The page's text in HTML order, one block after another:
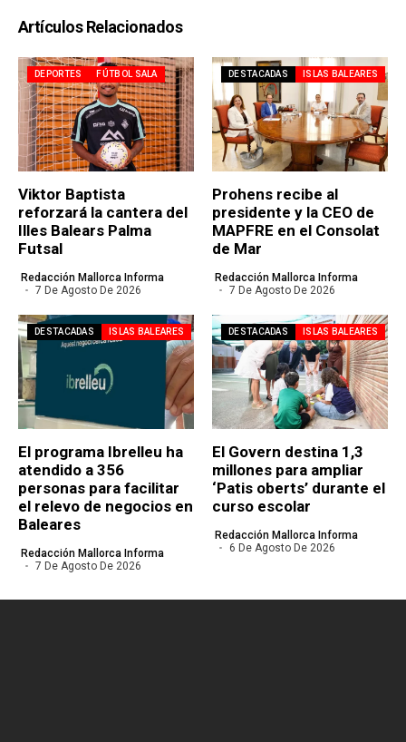
Artículos Relacionados
DEPORTES FÚTBOL SALA
Viktor Baptista
reforzará la cantera del
Illes Balears Palma
Futsal
Redacción Mallorca Informa
7 De Agosto De 2026
DESTACADAS ISLAS BALEARES
Prohens recibe al
presidente y la CEO de
MAPFRE en el Consolat
de Mar
Redacción Mallorca Informa
7 De Agosto De 2026
DESTACADAS ISLAS BALEARES
El programa Ibrelleu ha
atendido a 356
personas para facilitar
el relevo de negocios en
Baleares
Redacción Mallorca Informa
7 De Agosto De 2026
DESTACADAS ISLAS BALEARES
El Govern destina 1,3
millones para ampliar
‘Patis oberts’ durante el
curso escolar
Redacción Mallorca Informa
6 De Agosto De 2026